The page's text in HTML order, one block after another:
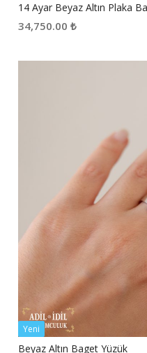
14 Ayar Beyaz Altın Plaka
34,750.00 ₺
Yeni
Beyaz Altın Baget Yüzük